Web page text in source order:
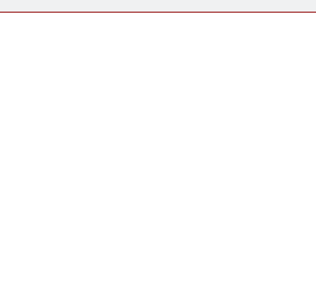
की स्मृति में स्मारक निर्माण की दिशा में बढ़ते कदम